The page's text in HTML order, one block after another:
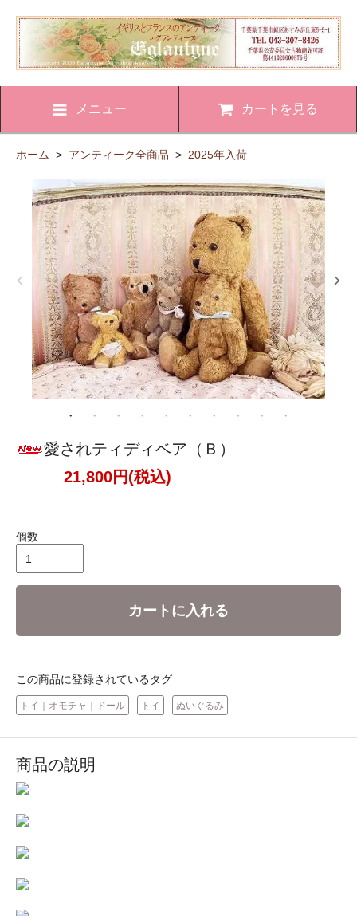
メニュー カートを見る
ホーム > アンティーク全商品 > 2025年入荷
愛されティディベア（Ｂ）
21,800円(税込)
個数
カートに入れる
この商品に登録されているタグ
トイ｜オモチャ｜ドール トイ ぬいぐるみ
商品の説明